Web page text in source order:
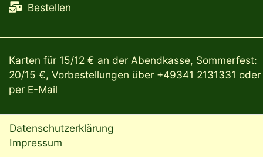
Bestellen
Karten für 15/12 € an der Abendkasse, Sommerfest:
20/15 €, Vorbestellungen über +49341 2131331 oder
per E-Mail
Datenschutzerklärung
Impressum